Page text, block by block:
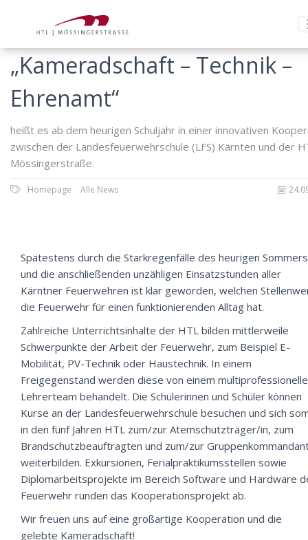
„Kameradschaft – Technik –
Ehrenamt“
heißt es ab dem heurigen Schuljahr in einer innovativen
zwischen der Landesfeuerwehrschule (LFS) Kärnten und der
Mössingerstraße.
Homepage Alle News
Spätestens durch die Starkregenfälle des heurigen Sommers
und die anschließenden unzähligen Einsatzstunden aller
Kärntner Feuerwehren ist klar geworden, welchen
die Feuerwehr für einen funktionierenden Alltag hat.
Zahlreiche Unterrichtsinhalte der HTL bilden mittlerweile
Schwerpunkte der Arbeit der Feuerwehr, zum Beispiel E-
Mobilität, PV-Technik oder Haustechnik. In einem
Freigegenstand werden diese von einem
Lehrerteam behandelt. Die Schülerinnen und Schüler können
Kurse an der Landesfeuerwehrschule besuchen und sich
in den fünf Jahren HTL zum/zur Atemschutzträger/in, zum
Brandschutzbeauftragten und zum/zur
weiterbilden. Exkursionen, Ferialpraktikumsstellen sowie
Diplomarbeitsprojekte im Bereich Software und Hardware
Feuerwehr runden das Kooperationsprojekt ab.
Wir freuen uns auf eine großartige Kooperation und die
gelebte Kameradschaft!